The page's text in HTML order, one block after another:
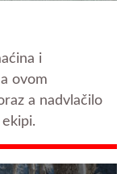
i
ovom
a nadvlačilo